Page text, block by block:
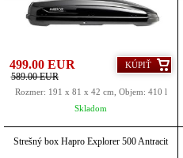
499.00 EUR
589.00 EUR
KÚPIŤ
Rozmer: 191 x 81 x 42 cm, Objem: 410 l
Skladom
Strešný box Hapro Explorer 500 Antracit